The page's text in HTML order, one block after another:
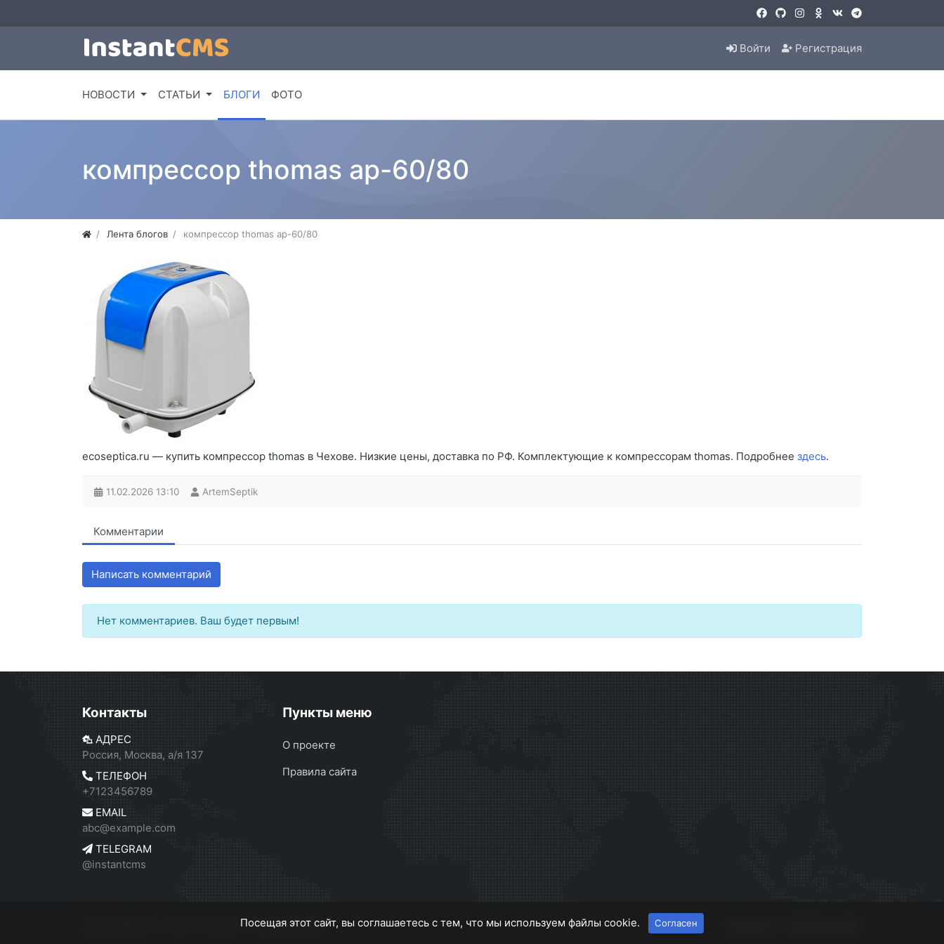
Войти Регистрация
НОВОСТИ СТАТЬИ БЛОГИ ФОТО
компрессор thomas ap-60/80
Лента блогов компрессор thomas ap-60/80
ecoseptica.ru — купить компрессор thomas в Чехове. Низкие цены, доставка по РФ. Комплектующие к компрессорам thomas. Подробнее здесь.
11.02.2026 13:10 ArtemSeptik
Комментарии
Написать комментарий
Нет комментариев. Ваш будет первым!
Контакты
АДРЕС
Россия, Москва, а/я 137
ТЕЛЕФОН
+7123456789
EMAIL
abc@example.com
TELEGRAM
@instantcms
Пункты меню
О проекте
Правила сайта
Работает наInstantCMS
Посещая этот сайт, вы соглашаетесь с тем, что мы используем файлы cookie. Согласен